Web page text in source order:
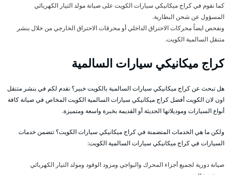
كما نقوم في كراج ميكانيكي سيارات الكويت على صيانة مولد التيار الكهربائي
المسؤول عن شحن البطارية.
ونفحص ايضاً محركات الاحتراق الداخلي أو محرقات الاحتراق الخارجي من خلال بنشر
متنقل السالمية الكويت.
كراج ميكانيكي سيارات السالمية
هل تبحث عن كراج ميكانيكي سيارات السالمية بالكويت خبير؟ نقدم لكم في بنشر متنقل
اون لان الكويت أفضل كراج ميكانيكي سيارات السالمية الكويت المخاص في صيانة كافة
أنواع السيارات وموديلاتها الحديثة أو القديمة بخبرة واسعة ومتميزة.
ولكن ما هي الخدمات المتضمنة في كراج ميكانيكي سيارات الكويت؟ تتضمن خدمات
السيارات في كراج ميكانيكي سيارات السالمية الكويت:
صيانة دورية لجميع أجزاء المحرك والبواجي ومزود الوقود ومولد التيار الكهربائي